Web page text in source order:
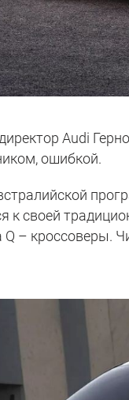
Audi
ошибкой.
к своей
– кроссоверы.